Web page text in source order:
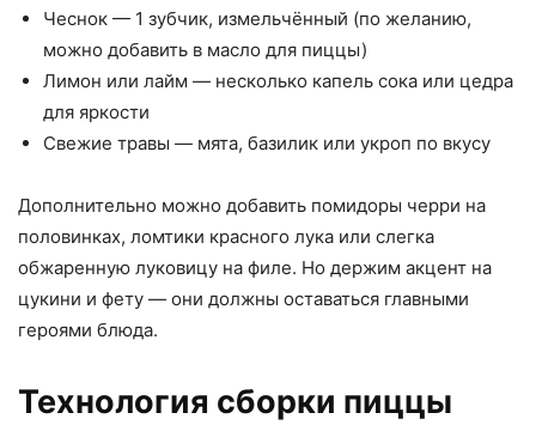
Чеснок — 1 зубчик, измельчённый (по желанию,
можно добавить в масло для пиццы)
Лимон или лайм — несколько капель сока или цедра
для яркости
Свежие травы — мята, базилик или укроп по вкусу
Дополнительно можно добавить помидоры черри на
половинках, ломтики красного лука или слегка
обжаренную луковицу на филе. Но держим акцент на
цукини и фету — они должны оставаться главными
героями блюда.
Технология сборки пиццы